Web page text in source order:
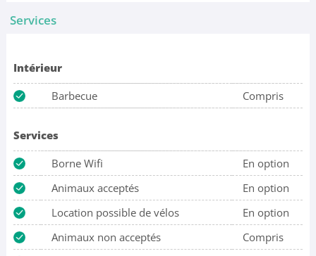
Services
Intérieur
Barbecue
Compris
Services
Borne Wifi
En option
Animaux acceptés
En option
Location possible de vélos
En option
Animaux non acceptés
Compris